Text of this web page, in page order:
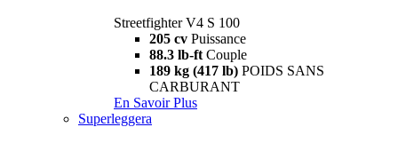
Streetfighter V4 S 100
205 cv Puissance
88.3 lb-ft Couple
189 kg (417 lb) POIDS SANS
CARBURANT
En Savoir Plus
Superleggera